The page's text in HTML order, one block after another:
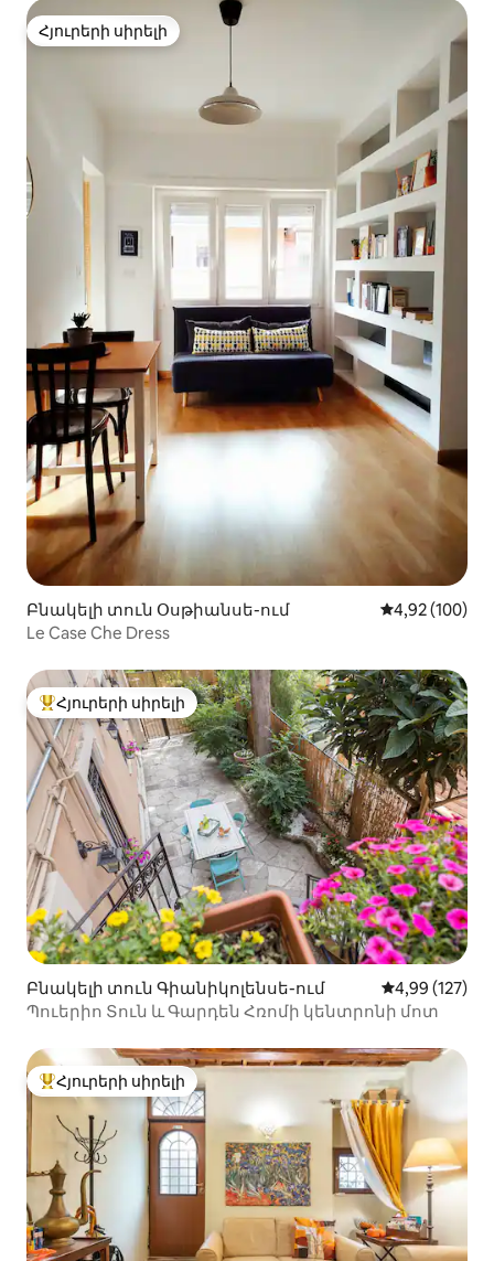
Հյուրերի սիրելի
Հյուրերի սիրելի
Բնակելի տուն Օսթիանսե-ում Միջին
4,92 (100)
Le Case Che Dress
Հյուրերի սիրելի լավագույն տները
Հյուրերի սիրելի
Բնակելի տուն Գիանիկոլենսե-ում Միջին
4,99 (127)
Պուերիո Տուն և Գարդեն Հռոմի կենտրոնի մոտ
Հյուրերի սիրելի լավագույն տները
Հյուրերի սիրելի